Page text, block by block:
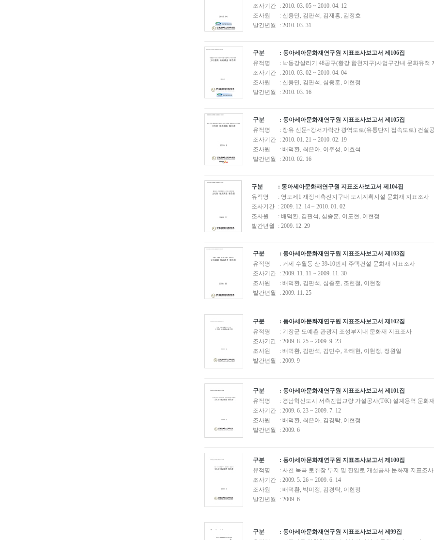
조사기간 : 2010. 03. 05 ~ 2010. 04. 12
조사원
: 신용민, 김판석, 김재홍, 김정호
발간년월
: 2010. 03. 31
구분
: 동아세아문화재연구원 지표조사보고서 제106집
유적명
: 낙동강살리기 48공구(황강 합천지구)사업구간내 문화유적
조사기간 : 2010. 03. 02 ~ 2010. 04. 04
조사원
: 신용민, 김판석, 심종훈, 이현정
발간년월
: 2010. 03. 16
구분
: 동아세아문화재연구원 지표조사보고서 제105집
유적명
: 장유 신문~강서가락간 광역도로(유통단지 접속도로) 건설
조사기간 : 2010. 01. 21 ~ 2010. 02. 19
조사원
: 배덕환, 최은아, 이주성, 이효석
발간년월
: 2010. 02. 16
구분
: 동아세아문화재연구원 지표조사보고서 제104집
유적명
: 영도제1 재정비촉진지구내 도시계획시설 문화재 지표조사
조사기간 : 2009. 12. 14 ~ 2010. 01. 02
조사원
: 배덕환, 김판석, 심종훈, 이도현, 이현정
발간년월
: 2009. 12. 29
구분
: 동아세아문화재연구원 지표조사보고서 제103집
유적명
: 거제 수월동 산 39-10번지 주택건설 문화재 지표조사
조사기간 : 2009. 11. 11 ~ 2009. 11. 30
조사원
: 배덕환, 김판석, 심종훈, 조헌철, 이현정
발간년월
: 2009. 11. 25
구분
: 동아세아문화재연구원 지표조사보고서 제102집
유적명
: 기장군 도예촌 관광지 조성부지내 문화재 지표조사
조사기간 : 2009. 8. 25 ~ 2009. 9. 23
조사원
: 배덕환, 김판석, 김민수, 곽태현, 이현정, 정원일
발간년월
: 2009. 9
구분
: 동아세아문화재연구원 지표조사보고서 제101집
유적명
: 경남혁신도시 서측진입교량 가설공사(T/K) 설계용역 문화
조사기간 : 2009. 6. 23 ~ 2009. 7. 12
조사원
: 배덕환, 최은아, 김경탁, 이현정
발간년월
: 2009. 6
구분
: 동아세아문화재연구원 지표조사보고서 제100집
유적명
: 사천 묵곡 토취장 부지 및 진입로 개설공사 문화재 지표조사
조사기간 : 2009. 5. 26 ~ 2009. 6. 14
조사원
: 배덕환, 박미정, 김경탁, 이현정
발간년월
: 2009. 6
구분
: 동아세아문화재연구원 지표조사보고서 제99집